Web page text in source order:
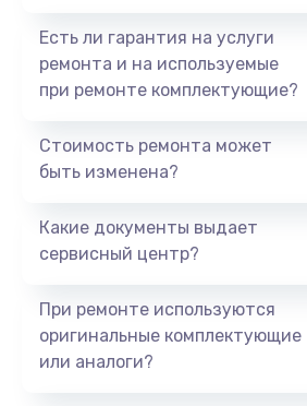
Есть ли гарантия на услуги
ремонта и на используемые
при ремонте комплектующие?
Стоимость ремонта может
быть изменена?
Какие документы выдает
сервисный центр?
При ремонте используются
оригинальные комплектующие
или аналоги?